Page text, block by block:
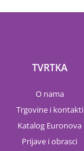
TVRTKA
O nama
Trgovine i kontakti
Katalog Euronova
Prijave i obrasci